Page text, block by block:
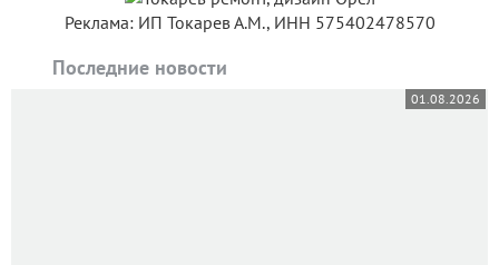
Реклама: ИП Токарев А.М., ИНН 575402478570
Последние новости
01.08.2026